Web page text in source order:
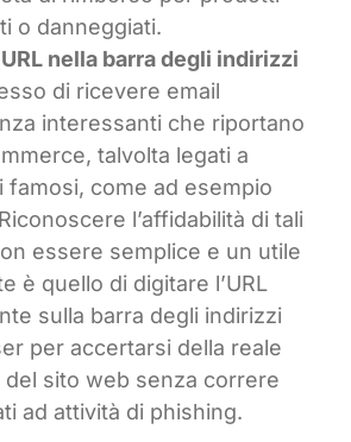
o danneggiati.
nella barra degli indirizzi
di ricevere email
interessanti che riportano
talvolta legati a
famosi, come ad esempio
l’affidabilità di tali
essere semplice e un utile
è quello di digitare l’URL
sulla barra degli indirizzi
per accertarsi della reale
del sito web senza correre
ad attività di phishing.